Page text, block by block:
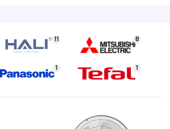
11 8
1 1